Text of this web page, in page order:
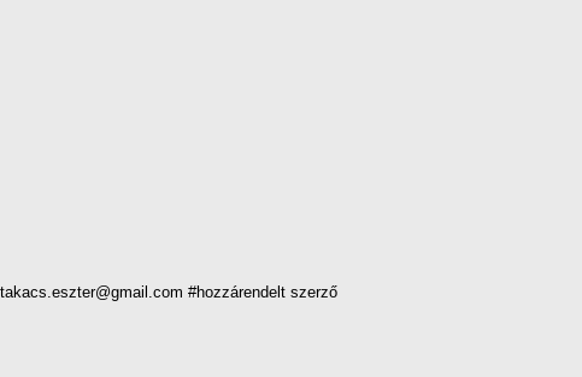
#hozzárendelt szerző